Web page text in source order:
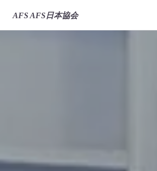
AFS AFS日本協会